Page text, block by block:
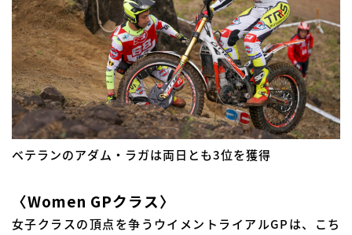
ベテランのアダム・ラガは両日とも3位を獲得
〈Women GPクラス〉
女子クラスの頂点を争うウイメントライアルGPは、こち